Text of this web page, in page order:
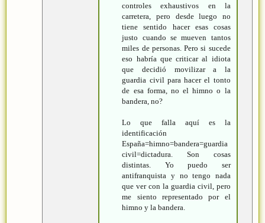
controles exhaustivos en la
carretera, pero desde luego no
tiene sentido hacer esas cosas
justo cuando se mueven tantos
miles de personas. Pero si sucede
eso habría que criticar al idiota
que decidió movilizar a la
guardia civil para hacer el tonto
de esa forma, no el himno o la
bandera, no?
Lo que falla aquí es la
identificación
España=himno=bandera=guardia
civil=dictadura. Son cosas
distintas. Yo puedo ser
antifranquista y no tengo nada
que ver con la guardia civil, pero
me siento representado por el
himno y la bandera.